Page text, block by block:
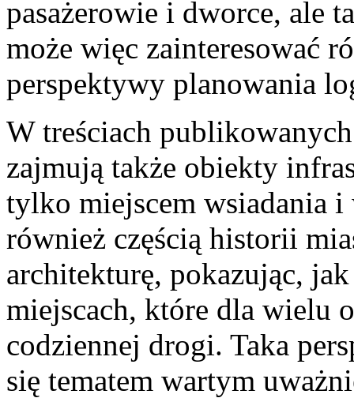
pasażerowie i dworce, ale
może więc zainteresować
perspektywy planowania
W treściach
zajmują także obiekty
tylko miejscem wsiadania i
również częścią historii
architekturę, pokazując,
miejscach, które dla wielu
codziennej drogi. Taka
się tematem wartym